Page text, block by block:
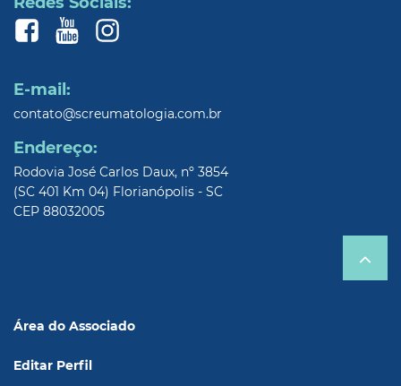
E-mail:
contato@screumatologia.com.br
Endereço:
Rodovia José Carlos Daux, nº 3854
(SC 401 Km 04) Florianópolis - SC
CEP 88032005
Área do Associado
Editar Perfil